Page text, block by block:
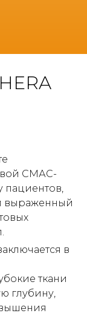
СМАС-
пациентов,
выраженный
в
ткани
глубину,